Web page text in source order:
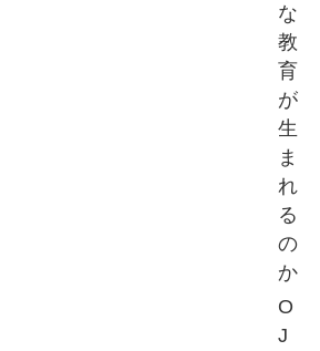
な
教
育
が
生
ま
れ
る
の
か
O
J